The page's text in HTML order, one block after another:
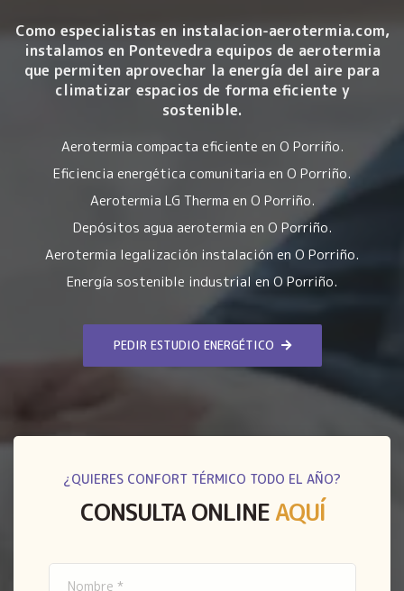
Como especialistas en instalacion-aerotermia.com,
instalamos en Pontevedra equipos de aerotermia
que permiten aprovechar la energía del aire para
climatizar espacios de forma eficiente y
sostenible.
Aerotermia compacta eficiente en O Porriño.
Eficiencia energética comunitaria en O Porriño.
Aerotermia LG Therma en O Porriño.
Depósitos agua aerotermia en O Porriño.
Aerotermia legalización instalación en O Porriño.
Energía sostenible industrial en O Porriño.
PEDIR ESTUDIO ENERGÉTICO
¿QUIERES CONFORT TÉRMICO TODO EL AÑO?
CONSULTA ONLINEAQUÍ